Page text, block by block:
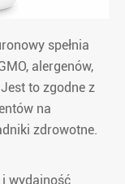
spełnia
alergenów,
to zgodne z
na
zdrowotne.
wydajność